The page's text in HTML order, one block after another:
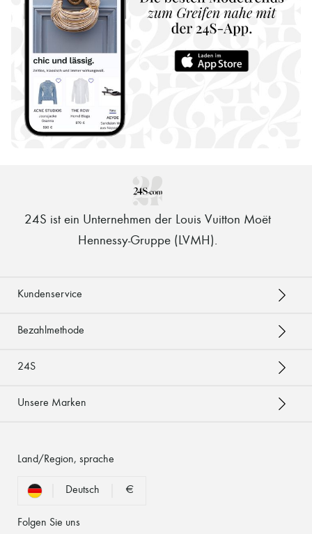
24S ist ein Unternehmen der Louis Vuitton Moët
Hennessy-Gruppe (LVMH).
Kundenservice
Bezahlmethode
24S
Unsere Marken
Land/Region, sprache
Deutsch €
Folgen Sie uns